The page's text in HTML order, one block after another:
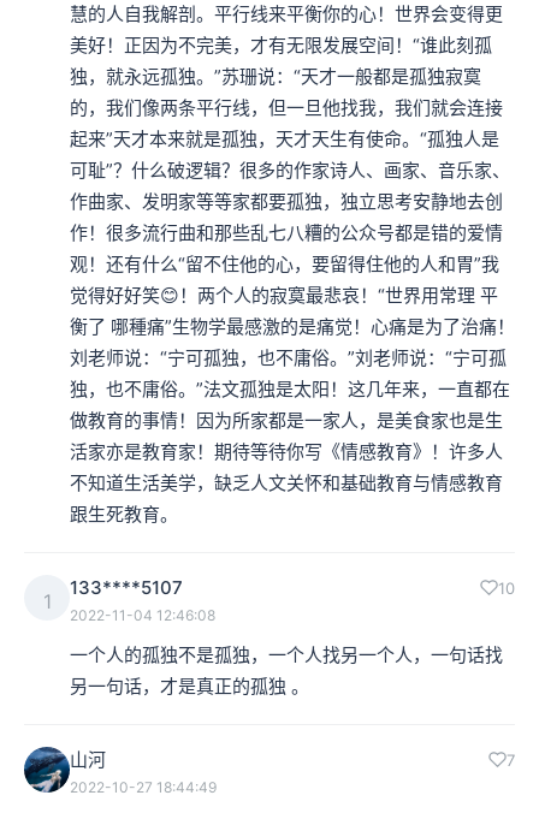
慧的人自我解剖。平行线来平衡你的心！世界会变得更
美好！正因为不完美，才有无限发展空间！“谁此刻孤
独，就永远孤独。”苏珊说：“天才一般都是孤独寂寞
的，我们像两条平行线，但一旦他找我，我们就会连接
起来”天才本来就是孤独，天才天生有使命。“孤独人是
可耻”？什么破逻辑？很多的作家诗人、画家、音乐家、
作曲家、发明家等等家都要孤独，独立思考安静地去创
作！很多流行曲和那些乱七八糟的公众号都是错的爱情
观！还有什么“留不住他的心，要留得住他的人和胃”我
觉得好好笑😊！两个人的寂寞最悲哀！“世界用常理 平
衡了 哪種痛”生物学最感激的是痛觉！心痛是为了治痛！
刘老师说：“宁可孤独，也不庸俗。”刘老师说：“宁可孤
独，也不庸俗。”法文孤独是太阳！这几年来，一直都在
做教育的事情！因为所家都是一家人，是美食家也是生
活家亦是教育家！期待等待你写《情感教育》！许多人
不知道生活美学，缺乏人文关怀和基础教育与情感教育
跟生死教育。
1
133****5107 10
2022-11-04 12:46:08
一个人的孤独不是孤独，一个人找另一个人，一句话找
另一句话，才是真正的孤独 。
山河 7
2022-10-27 18:44:49